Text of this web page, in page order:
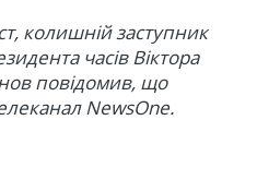
колишній заступник
часів Віктора
повідомив, що
NewsOne.